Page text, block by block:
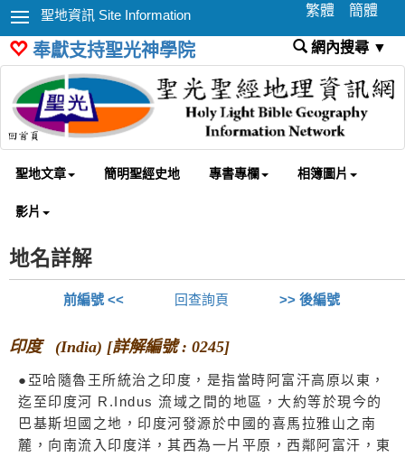
聖地資訊 Site Information 繁體 簡體
奉獻支持聖光神學院 網內搜尋 ▼
聖地文章 簡明聖經史地 專書專欄 相簿圖片
影片
地名詳解
前編號 << >> 後編號
回查詢頁
印度 (India) [詳解編號 : 0245]
●亞哈隨魯王所統治之印度，是指當時阿富汗高原以東，
迄至印度河 R.Indus 流域之間的地區，大約等於現今的
巴基斯坦國之地，印度河發源於中國的喜馬拉雅山之南
麓，向南流入印度洋，其西為一片平原，西鄰阿富汗，東